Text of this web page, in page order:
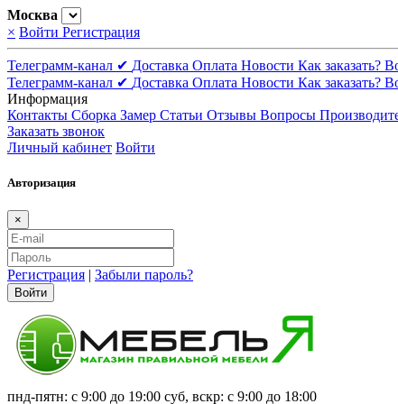
Москва
× Войти Регистрация
Телеграмм-канал ✔ Доставка Оплата Новости Как заказать?
Телеграмм-канал ✔ Доставка Оплата Новости Как заказать?
Информация
Контакты Сборка Замер Статьи Отзывы Вопросы
Заказать звонок
Личный кабинет Войти
Авторизация
×
Регистрация | Забыли пароль?
Войти
пнд-пятн: с 9:00 до 19:00 суб, вскр: с 9:00 до 18:00